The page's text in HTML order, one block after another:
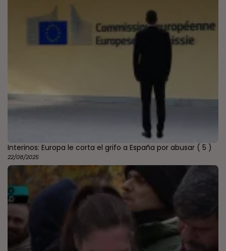
Interinos: Europa le corta el grifo a España por abusar ( 5 )
22/08/2025